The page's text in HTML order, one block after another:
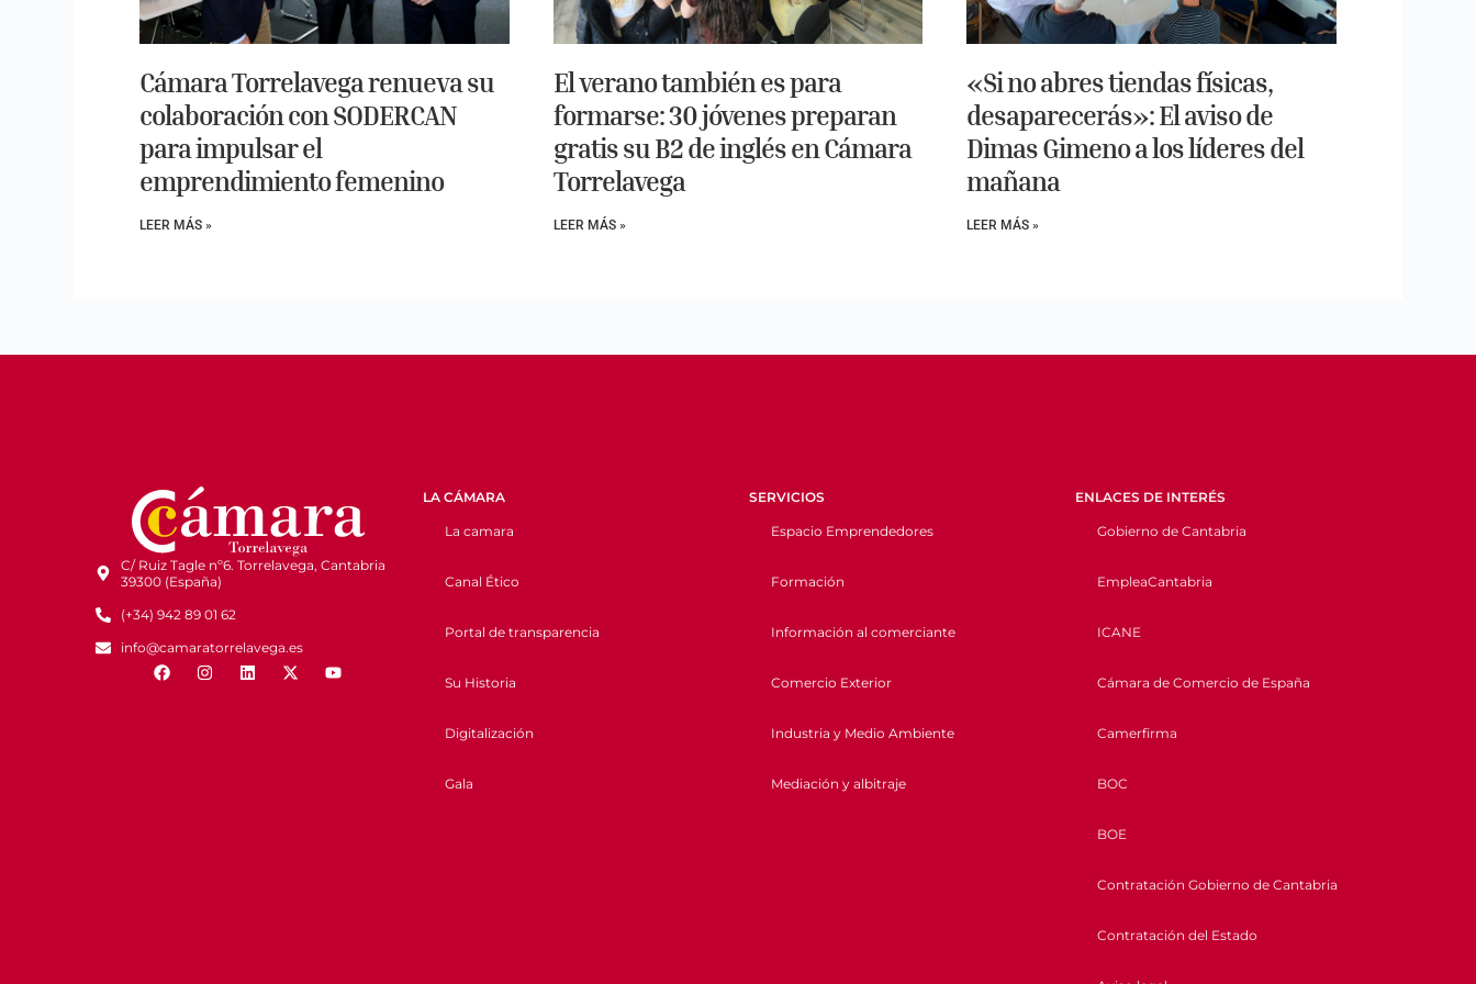
Cámara Torrelavega renueva su
colaboración con SODERCAN
para impulsar el
emprendimiento femenino
LEER MÁS »
El verano también es para
formarse: 30 jóvenes preparan
gratis su B2 de inglés en Cámara
Torrelavega
LEER MÁS »
«Si no abres tiendas físicas,
desaparecerás»: El aviso de
Dimas Gimeno a los líderes del
mañana
LEER MÁS »
C/ Ruiz Tagle nº6. Torrelavega, Cantabria
39300 (España)
(+34) 942 89 01 62
info@camaratorrelavega.es
LA CÁMARA
La camara
Canal Ético
Portal de transparencia
Su Historia
Digitalización
Gala
SERVICIOS
Espacio Emprendedores
Formación
Información al comerciante
Comercio Exterior
Industria y Medio Ambiente
Mediación y albitraje
ENLACES DE INTERÉS
Gobierno de Cantabria
EmpleaCantabria
ICANE
Cámara de Comercio de España
Camerfirma
BOC
BOE
Contratación Gobierno de Cantabria
Contratación del Estado